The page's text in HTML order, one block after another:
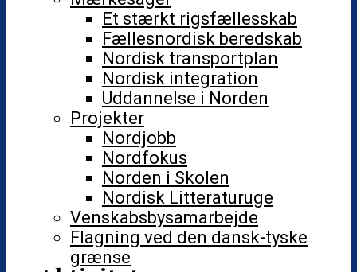
Et stærkt rigsfællesskab
Fællesnordisk beredskab
Nordisk transportplan
Nordisk integration
Uddannelse i Norden
Projekter
Nordjobb
Nordfokus
Norden i Skolen
Nordisk Litteraturuge
Venskabsbysamarbejde
Flagning ved den dansk-tyske
grænse